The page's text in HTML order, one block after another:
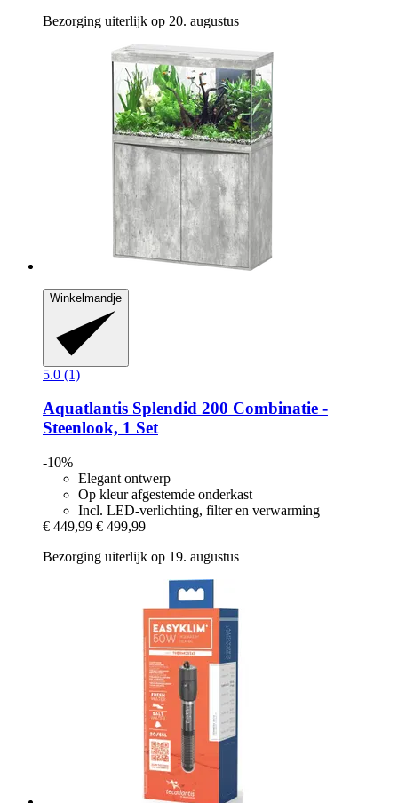
Bezorging uiterlijk op 20. augustus
Winkelmandje
5.0 (1)
Aquatlantis Splendid 200 Combinatie -​
Steenlook, 1 Set
-10%
Elegant ontwerp
Op kleur afgestemde onderkast
Incl. LED-verlichting, filter en verwarming
€ 449,99 € 499,99
Bezorging uiterlijk op 19. augustus